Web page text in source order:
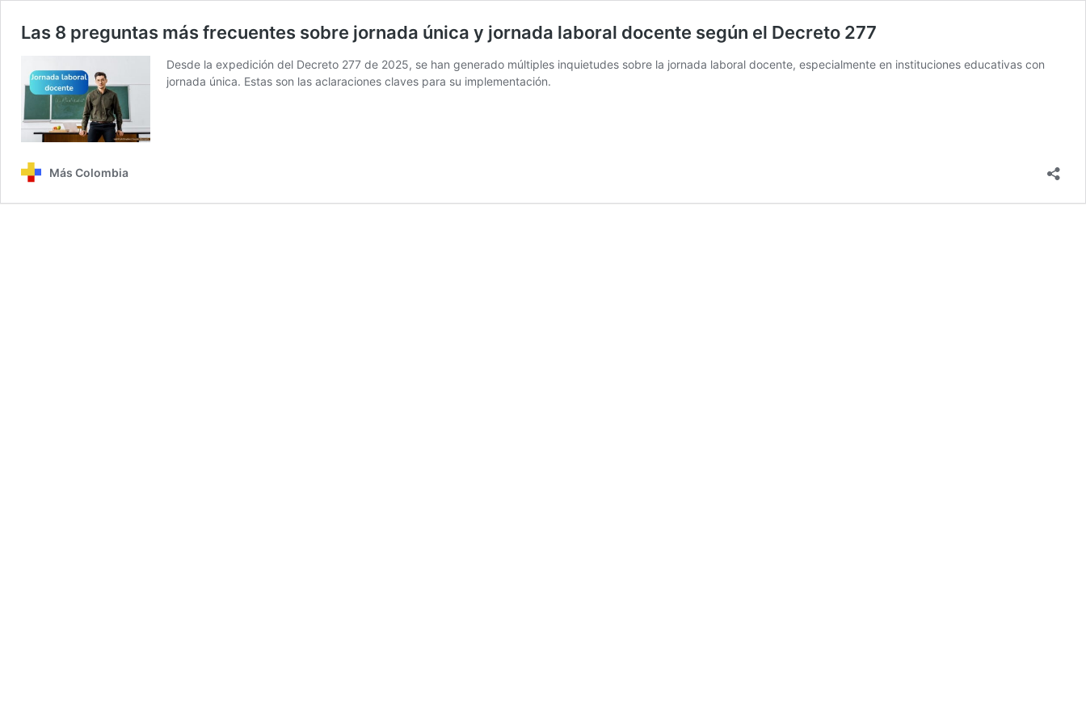
Las 8 preguntas más frecuentes sobre jornada única y jornada laboral docente según el Decreto 277
Desde la expedición del Decreto 277 de 2025, se han generado múltiples inquietudes sobre la jornada laboral docente, especialmente en instituciones educativas con
jornada única. Estas son las aclaraciones claves para su implementación.
Más Colombia